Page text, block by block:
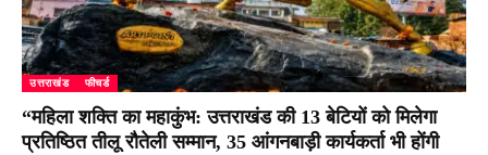
उत्तराखंड फीचर्ड
“महिला शक्ति का महाकुंभ: उत्तराखंड की 13 बेटियों को मिलेगा
प्रतिष्ठित तीलू रौतेली सम्मान, 35 आंगनबाड़ी कार्यकर्ता भी होंगी